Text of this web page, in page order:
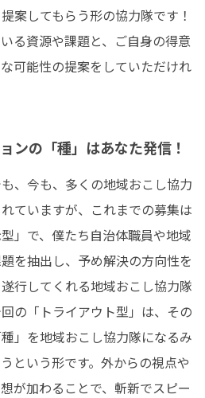
案してもらう形の協力隊です！
る資源や課題と、ご自身の得意
可能性の提案をしていただけれ
ンの「種」はあなた発信！
、今も、多くの地域おこし協力
ていますが、これまでの募集は
」で、僕たち自治体職員や地域
を抽出し、予め解決の方向性を
行してくれる地域おこし協力隊
の「トライアウト型」は、その
」を地域おこし協力隊になるみ
という形です。外からの視点や
が加わることで、斬新でスピー